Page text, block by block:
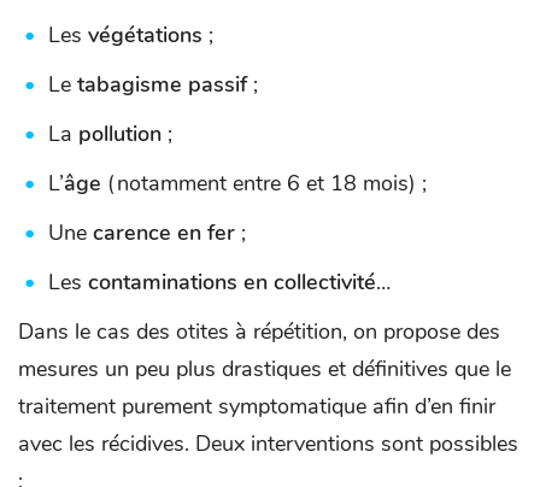
Les végétations ;
Le tabagisme passif;
La pollution ;
L’âge (notamment entre 6 et 18 mois) ;
Une carence en fer ;
Les contaminations en collectivité…
Dans le cas des otites à répétition, on propose des
mesures un peu plus drastiques et définitives que le
traitement purement symptomatique afin d’en finir
avec les récidives. Deux interventions sont possibles
: